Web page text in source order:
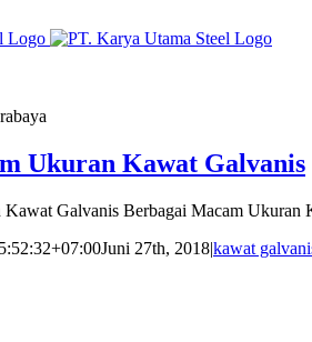
Ukuran Kawat Galvanis
Galvanis Berbagai Macam Ukuran
Juni 27th, 2018|kawat